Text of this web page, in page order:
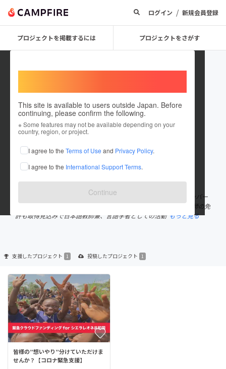
ログイン / 新規会員登録
プロジェクトを掲載するには プロジェクトをさがす
This site is available to users outside Japan. Before
continuing, please confirm the following.
※ Some features may not be available depending on your
country, region, or project.
I agree to the Terms of Use and Privacy Policy.
I agree to the International Support Terms.
Continue
Tadasuke Kawasaki
これまでに1回支援して1件のプロジェクトを投稿しています
在住国：日本 現在地：奈良県
出身国：日本 出身地：奈良県
アメリカはミネソタ州に留学後、ボランティア団体大和の初期メンバー
として活動。 現在は近畿大学国際学部で言語学を専攻。日本語教師の免
許も取得見込みで日本語教師兼、言語学者としての活動 もっと見る
支援したプロジェクト 1 投稿したプロジェクト 1
皆様の”想いやり”分けていただけま
せんか？【コロナ緊急支援】